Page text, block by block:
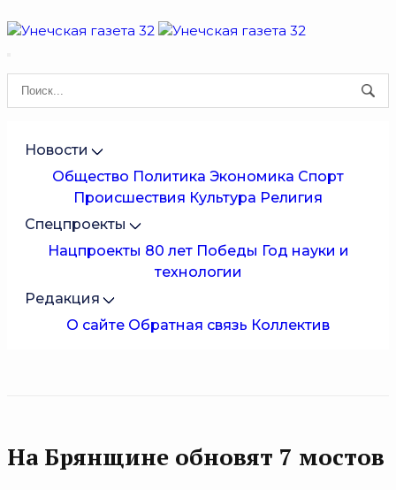
Новости
Общество Политика Экономика Спорт
Происшествия Культура Религия
Спецпроекты
Нацпроекты 80 лет Победы Год науки и
технологии
Редакция
О сайте Обратная связь Коллектив
На Брянщине обновят 7 мостов